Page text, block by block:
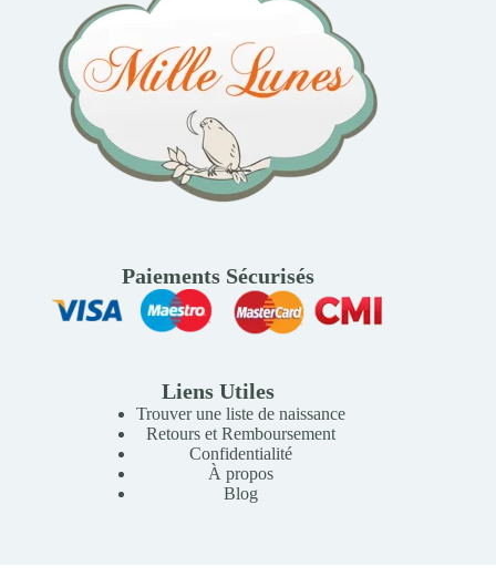
Paiements Sécurisés
Liens Utiles
Trouver une liste de naissance
Retours et Remboursement
Confidentialité
À propos
Blog